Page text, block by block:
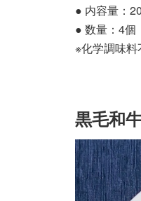
● 内容量：
● 数量：4個
※化学調味料
黒毛和